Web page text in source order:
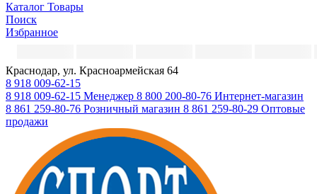
Каталог Товары
Поиск
Избранное
Краснодар, ул. Красноармейская 64
8 918 009-62-15
8 918 009-62-15 Менеджер 8 800 200-80-76 Интернет-магазин
8 861 259-80-76 Розничный магазин 8 861 259-80-29 Оптовые
продажи